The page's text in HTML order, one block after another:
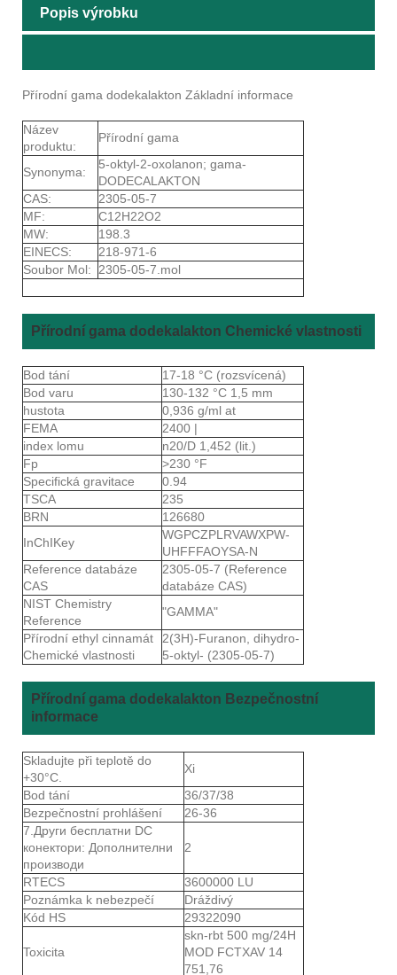
Popis výrobku
Přírodní gama dodekalakton Základní informace
Název
produktu:
Přírodní gama
Synonyma:
5-oktyl-2-oxolanon; gama-
DODECALAKTON
CAS:
2305-05-7
MF:
C12H22O2
MW:
198.3
EINECS:
218-971-6
Soubor Mol:
2305-05-7.mol
Přírodní gama dodekalakton Chemické vlastnosti
Bod tání
17-18 °C (rozsvícená)
Bod varu
130-132 °C 1,5 mm
hustota
0,936 g/ml at
FEMA
2400 |
index lomu
n20/D 1,452 (lit.)
Fp
>230 °F
Specifická gravitace
0.94
TSCA
235
BRN
126680
InChIKey
WGPCZPLRVAWXPW-
UHFFFAOYSA-N
Reference databáze
CAS
2305-05-7 (Reference
databáze CAS)
NIST Chemistry
Reference
"GAMMA"
Přírodní ethyl cinnamát
Chemické vlastnosti
2(3H)-Furanon, dihydro-
5-oktyl- (2305-05-7)
Přírodní gama dodekalakton Bezpečnostní
informace
Skladujte při teplotě do
+30°C.
Xi
Bod tání
36/37/38
Bezpečnostní prohlášení
26-36
7.Други бесплатни DC
конектори: Дополнителни
производи
2
RTECS
3600000 LU
Poznámka k nebezpečí
Dráždivý
Kód HS
29322090
Toxicita
skn-rbt 500 mg/24H
MOD FCTXAV 14
751,76